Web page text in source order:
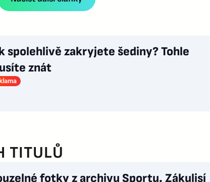
spolehlivě zakryjete šediny? Tohle
znát
TITULŮ
fotky z archivu Sportu. Zákulisí